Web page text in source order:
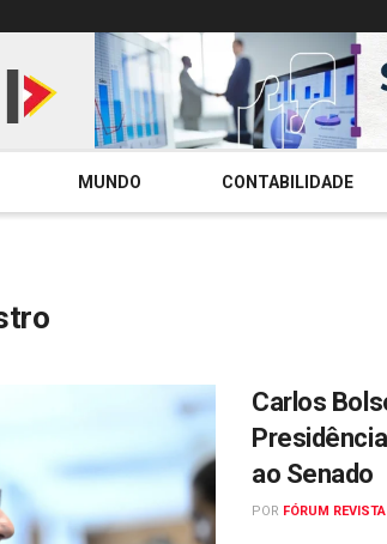
MUNDO CONTABILIDADE
Carlos
ao Senado
POR FÓRUM